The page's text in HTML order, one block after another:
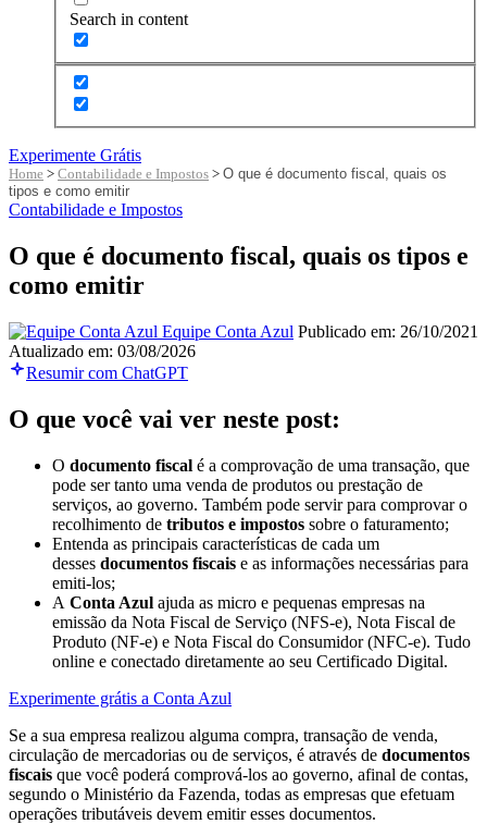
Search in content
Experimente Grátis
Home > Contabilidade e Impostos > O que é documento fiscal, quais os
tipos e como emitir
Contabilidade e Impostos
O que é documento fiscal, quais os tipos e
como emitir
Equipe Conta Azul Publicado em: 26/10/2021
Atualizado em: 03/08/2026
Resumir com ChatGPT
O que você vai ver neste post:
O documento fiscal é a comprovação de uma transação, que
pode ser tanto uma venda de produtos ou prestação de
serviços, ao governo. Também pode servir para comprovar o
recolhimento de tributos e impostos sobre o faturamento;
Entenda as principais características de cada um
desses documentos fiscais e as informações necessárias para
emiti-los;
A Conta Azul ajuda as micro e pequenas empresas na
emissão da Nota Fiscal de Serviço (NFS-e), Nota Fiscal de
Produto (NF-e) e Nota Fiscal do Consumidor (NFC-e). Tudo
online e conectado diretamente ao seu Certificado Digital.
Experimente grátis a Conta Azul
Se a sua empresa realizou alguma compra, transação de venda,
circulação de mercadorias ou de serviços, é através de documentos
fiscais que você poderá comprová-los ao governo, afinal de contas,
segundo o Ministério da Fazenda, todas as empresas que efetuam
operações tributáveis devem emitir esses documentos.